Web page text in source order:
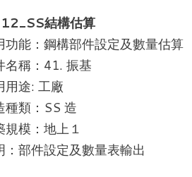
結構估算
功能：鋼構部件設定及數量估算
名稱：41. 振基
用途: 工廠
種類：SS 造
規模：地上１
：部件設定及數量表輸出